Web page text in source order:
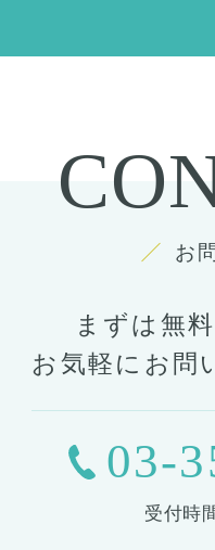
お
まずは無
お気軽にお問
03-
受付時